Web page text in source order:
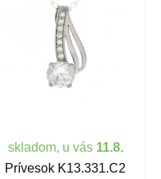
skladom, u vás 11.8.
Prívesok K13.331.C2